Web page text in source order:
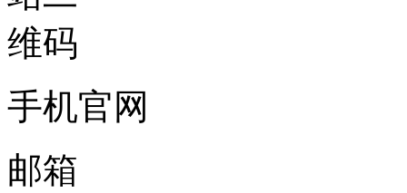
手机官网
邮箱